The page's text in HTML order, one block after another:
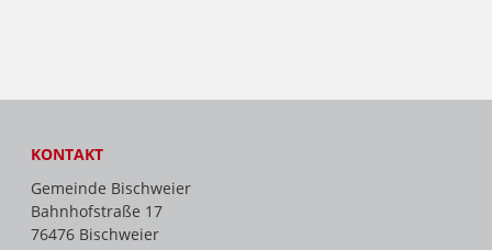
KONTAKT
Gemeinde Bischweier
Bahnhofstraße 17
76476 Bischweier